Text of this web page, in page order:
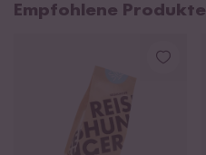
Empfohlene Produkte